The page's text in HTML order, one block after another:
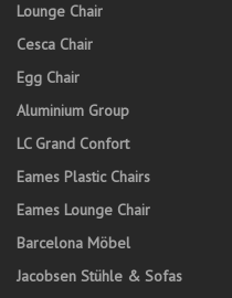
Lounge Chair
Cesca Chair
Egg Chair
Aluminium Group
LC Grand Confort
Eames Plastic Chairs
Eames Lounge Chair
Barcelona Möbel
Jacobsen Stühle & Sofas